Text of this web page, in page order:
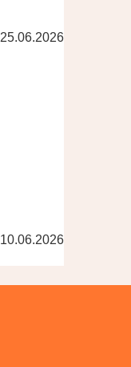
25.06.2026
10.06.2026